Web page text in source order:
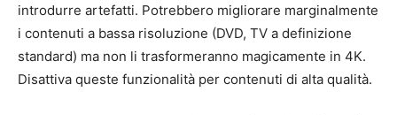
introdurre artefatti. Potrebbero migliorare marginalmente
i contenuti a bassa risoluzione (DVD, TV a definizione
standard) ma non li trasformeranno magicamente in 4K.
Disattiva queste funzionalità per contenuti di alta qualità.